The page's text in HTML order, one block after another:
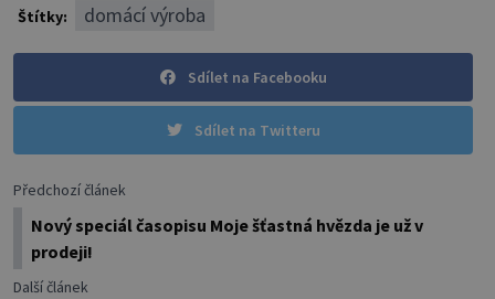
Štítky: domácí výroba
Sdílet na Facebooku
Sdílet na Twitteru
Předchozí článek
Nový speciál časopisu Moje šťastná hvězda je už v
prodeji!
Další článek